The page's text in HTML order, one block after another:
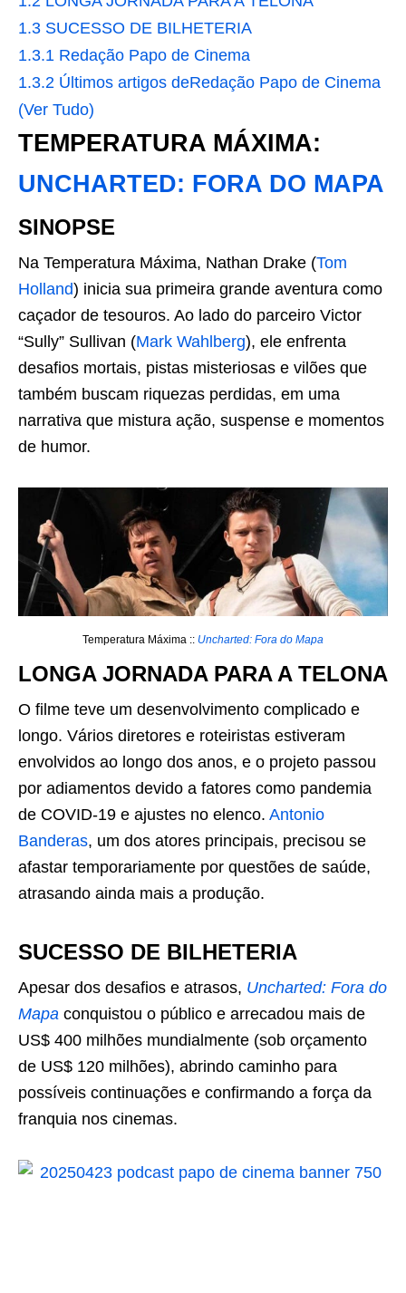
1.3 SUCESSO DE BILHETERIA
1.3.1 Redação Papo de Cinema
1.3.2 Últimos artigos deRedação Papo de Cinema
(Ver Tudo)
TEMPERATURA MÁXIMA:
UNCHARTED: FORA DO MAPA
SINOPSE
Na Temperatura Máxima, Nathan Drake (Tom
Holland) inicia sua primeira grande aventura como
caçador de tesouros. Ao lado do parceiro Victor
“Sully” Sullivan (Mark Wahlberg), ele enfrenta
desafios mortais, pistas misteriosas e vilões que
também buscam riquezas perdidas, em uma
narrativa que mistura ação, suspense e momentos
de humor.
Temperatura Máxima :: Uncharted: Fora do Mapa
LONGA JORNADA PARA A TELONA
O filme teve um desenvolvimento complicado e
longo. Vários diretores e roteiristas estiveram
envolvidos ao longo dos anos, e o projeto passou
por adiamentos devido a fatores como pandemia
de COVID-19 e ajustes no elenco. Antonio
Banderas, um dos atores principais, precisou se
afastar temporariamente por questões de saúde,
atrasando ainda mais a produção.
SUCESSO DE BILHETERIA
Apesar dos desafios e atrasos, Uncharted: Fora do
Mapa conquistou o público e arrecadou mais de
US$ 400 milhões mundialmente (sob orçamento
de US$ 120 milhões), abrindo caminho para
possíveis continuações e confirmando a força da
franquia nos cinemas.